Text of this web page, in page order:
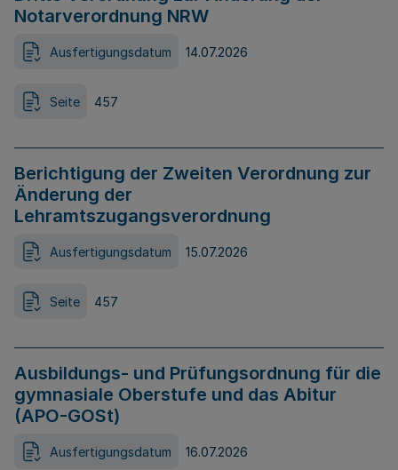
Notarverordnung NRW
Ausfertigungsdatum 14.07.2026
Seite 457
Berichtigung der Zweiten Verordnung zur
Änderung der
Lehramtszugangsverordnung
Ausfertigungsdatum 15.07.2026
Seite 457
Ausbildungs- und Prüfungsordnung für die
gymnasiale Oberstufe und das Abitur
(APO-GOSt)
Ausfertigungsdatum 16.07.2026